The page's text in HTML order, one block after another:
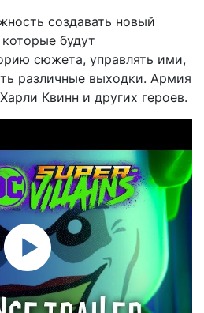
создавать новый
будут
сюжета, управлять ими,
различные выходки. Армия
Квинн и других героев.